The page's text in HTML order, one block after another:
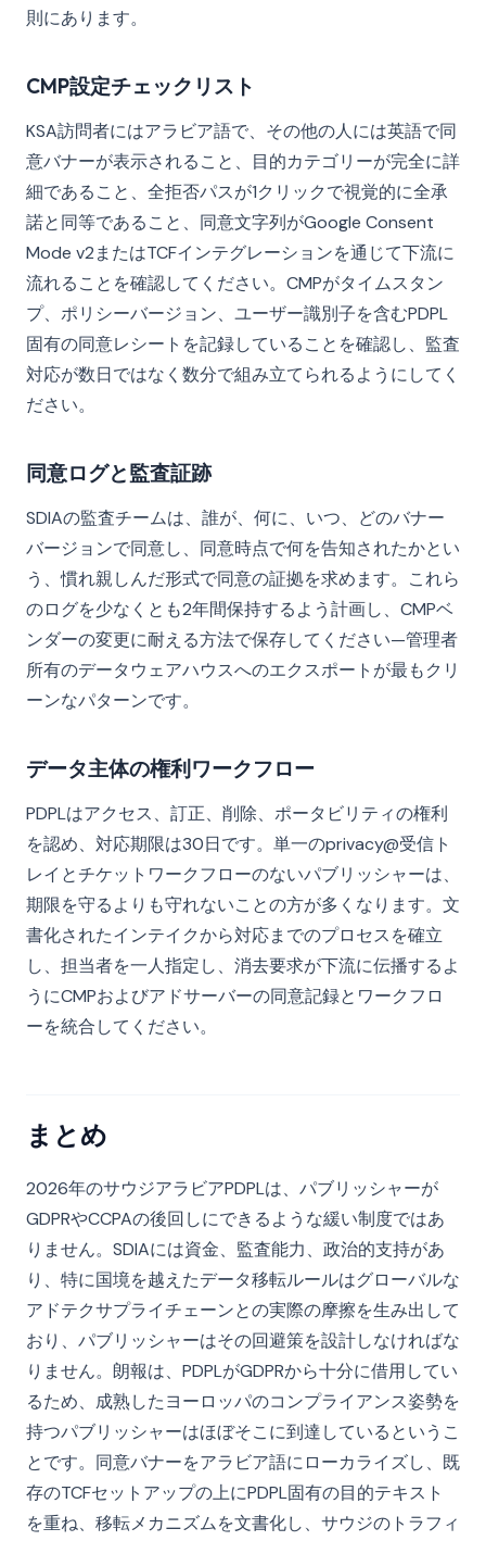
則にあります。
CMP設定チェックリスト
KSA訪問者にはアラビア語で、その他の人には英語で同
意バナーが表示されること、目的カテゴリーが完全に詳
細であること、全拒否パスが1クリックで視覚的に全承
諾と同等であること、同意文字列がGoogle Consent
Mode v2またはTCFインテグレーションを通じて下流に
流れることを確認してください。CMPがタイムスタン
プ、ポリシーバージョン、ユーザー識別子を含むPDPL
固有の同意レシートを記録していることを確認し、監査
対応が数日ではなく数分で組み立てられるようにしてく
ださい。
同意ログと監査証跡
SDIAの監査チームは、誰が、何に、いつ、どのバナー
バージョンで同意し、同意時点で何を告知されたかとい
う、慣れ親しんだ形式で同意の証拠を求めます。これら
のログを少なくとも2年間保持するよう計画し、CMPベ
ンダーの変更に耐える方法で保存してください—管理者
所有のデータウェアハウスへのエクスポートが最もクリ
ーンなパターンです。
データ主体の権利ワークフロー
PDPLはアクセス、訂正、削除、ポータビリティの権利
を認め、対応期限は30日です。単一のprivacy@受信ト
レイとチケットワークフローのないパブリッシャーは、
期限を守るよりも守れないことの方が多くなります。文
書化されたインテイクから対応までのプロセスを確立
し、担当者を一人指定し、消去要求が下流に伝播するよ
うにCMPおよびアドサーバーの同意記録とワークフロ
ーを統合してください。
まとめ
2026年のサウジアラビアPDPLは、パブリッシャーが
GDPRやCCPAの後回しにできるような緩い制度ではあ
りません。SDIAには資金、監査能力、政治的支持があ
り、特に国境を越えたデータ移転ルールはグローバルな
アドテクサプライチェーンとの実際の摩擦を生み出して
おり、パブリッシャーはその回避策を設計しなければな
りません。朗報は、PDPLがGDPRから十分に借用してい
るため、成熟したヨーロッパのコンプライアンス姿勢を
持つパブリッシャーはほぼそこに到達しているというこ
とです。同意バナーをアラビア語にローカライズし、既
存のTCFセットアップの上にPDPL固有の目的テキスト
を重ね、移転メカニズムを文書化し、サウジのトラフィ